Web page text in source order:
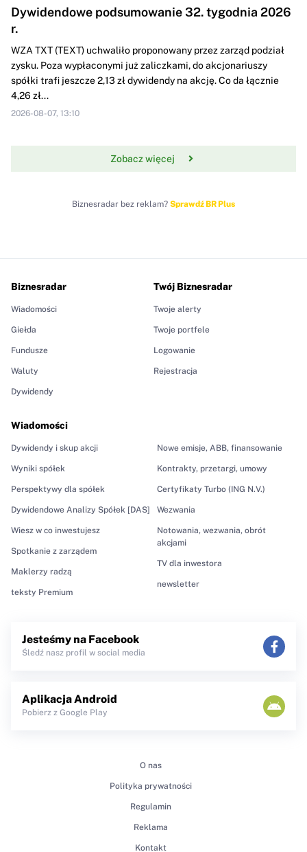
Dywidendowe podsumowanie 32. tygodnia 2026
r.
WZA TXT (TEXT) uchwaliło proponowany przez zarząd podział
zysku. Poza wypłaconymi już zaliczkami, do akcjonariuszy
spółki trafi jeszcze 2,13 zł dywidendy na akcję. Co da łącznie
4,26 zł...
2026-08-07, 13:10
Zobacz więcej
Biznesradar bez reklam? Sprawdź BR Plus
Biznesradar
Wiadomości
Giełda
Fundusze
Waluty
Dywidendy
Wiadomości
Dywidendy i skup akcji
Wyniki spółek
Perspektywy dla spółek
Dywidendowe Analizy Spółek [DAS]
Wiesz w co inwestujesz
Spotkanie z zarządem
Maklerzy radzą
teksty Premium
Nowe emisje, ABB, finansowanie
Kontrakty, przetargi, umowy
Certyfikaty Turbo (ING N.V.)
Wezwania
Notowania, wezwania, obrót
akcjami
TV dla inwestora
newsletter
Twój Biznesradar
Twoje alerty
Twoje portfele
Logowanie
Rejestracja
Jesteśmy na Facebook
Śledź nasz profil w social media
Aplikacja Android
Pobierz z Google Play
O nas
Polityka prywatności
Regulamin
Reklama
Kontakt